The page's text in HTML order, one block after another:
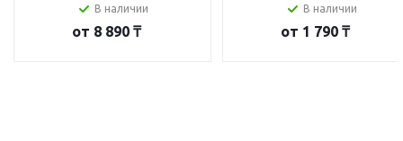
В наличии
от 8 890 ₸
В наличии
от 1 790 ₸